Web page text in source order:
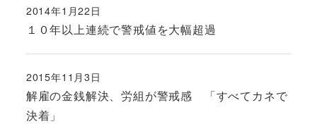
１０年以上連続で警戒値を大幅超過
投稿日
2014年1月22日
解雇の金銭解決、労組が警戒感 「すべてカネで
決着」
投稿日
2015年11月3日